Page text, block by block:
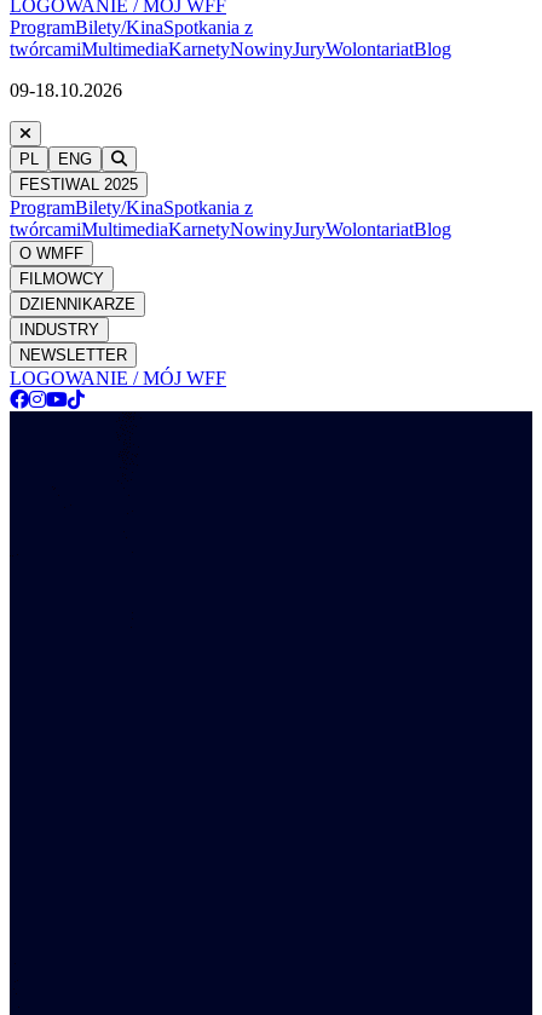
LOGOWANIE / MÓJ WFF
ProgramBilety/KinaSpotkania z
twórcamiMultimediaKarnetyNowinyJuryWolontariatBlog
09-18.10.2026
PL
ENG
FESTIWAL 2025
ProgramBilety/KinaSpotkania z
twórcamiMultimediaKarnetyNowinyJuryWolontariatBlog
O WMFF
FILMOWCY
DZIENNIKARZE
INDUSTRY
NEWSLETTER
LOGOWANIE / MÓJ WFF